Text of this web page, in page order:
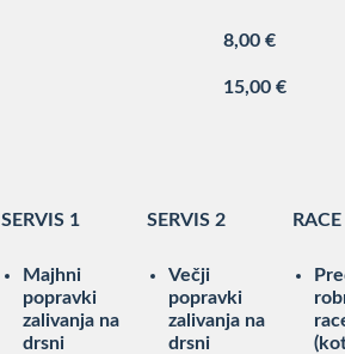
8,00 €
15,00 €
SERVIS 1 SERVIS 2 RACE
Majhni
popravki
zalivanja na
drsni
Večji
popravki
zalivanja na
drsni